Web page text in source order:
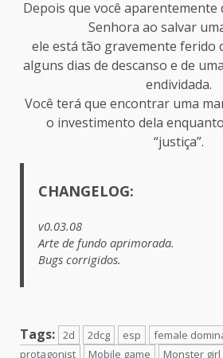
Depois que você aparentemente
Senhora ao salvar
ele está tão gravemente ferido
alguns dias de descanso e de
endividada.
Você terá que encontrar uma
o investimento dela
“justiça”.​
CHANGELOG:
v0.03.08
Arte de fundo aprimorada.
Bugs corrigidos.
Tags: 2d 2dcg esp female
protagonist
Mobile game Monster girl